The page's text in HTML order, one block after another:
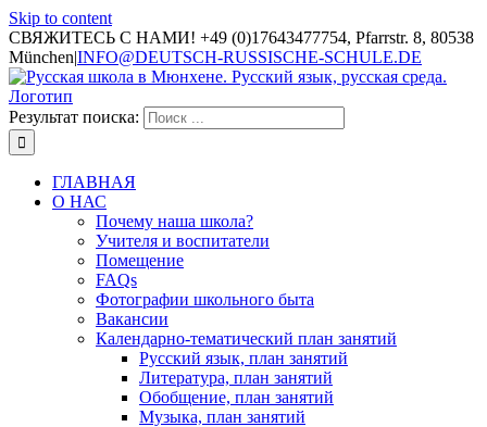
Skip to content
СВЯЖИТЕСЬ С НАМИ! +49 (0)17643477754, Pfarrstr. 8, 80538
München|INFO@DEUTSCH-RUSSISCHE-SCHULE.DE
Результат поиска:
ГЛАВНАЯ
О НАС
Почему наша школа?
Учителя и воспитатели
Помещение
FAQs
Фотографии школьного быта
Вакансии
Календарно-тематический план занятий
Русский язык, план занятий
Литература, план занятий
Обобщение, план занятий
Музыка, план занятий